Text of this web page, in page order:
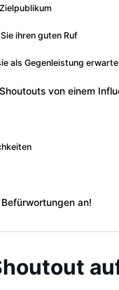
ihren guten Ruf
als Gegenleistung
von einem
an!